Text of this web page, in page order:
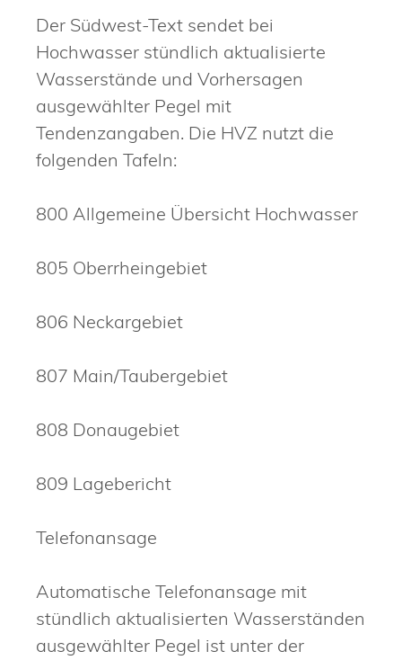
Der Südwest-Text sendet bei
Hochwasser stündlich aktualisierte
Wasserstände und Vorhersagen
ausgewählter Pegel mit
Tendenzangaben. Die HVZ nutzt die
folgenden Tafeln:
800 Allgemeine Übersicht Hochwasser
805 Oberrheingebiet
806 Neckargebiet
807 Main/Taubergebiet
808 Donaugebiet
809 Lagebericht
Telefonansage
Automatische Telefonansage mit
stündlich aktualisierten Wasserständen
ausgewählter Pegel ist unter der